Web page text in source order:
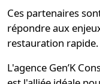
Ces partenaires
répondre aux
restauration rapide.
L'agence Gen’K